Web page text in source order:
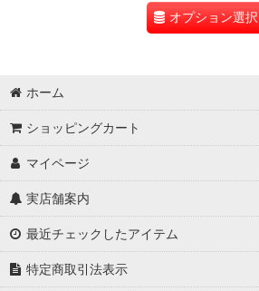
オプション選択
ホーム
ショッピングカート
マイページ
実店舗案内
最近チェックしたアイテム
特定商取引法表示